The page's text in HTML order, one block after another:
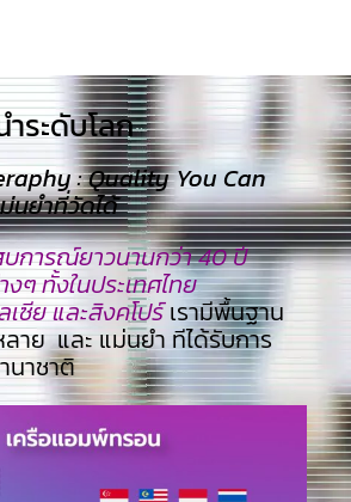
ระดับโลก​
: Quality You Can
นยำที่วัดได้
การณ์ยาวนานกว่า 40 ปี
ๆ ทั้งในประเทศไทย
เซีย และสิงคโปร์เรามีพื้นฐาน
าย และ แม่นยำ ทีไ่ด้รับการ
นาชาติ